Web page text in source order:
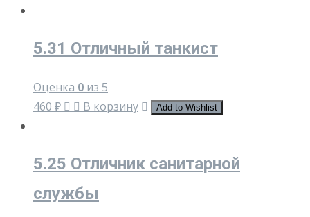
5.31 Отличный танкист
Оценка 0 из 5
460 ₽ В корзину Add to Wishlist
5.25 Отличник санитарной
службы